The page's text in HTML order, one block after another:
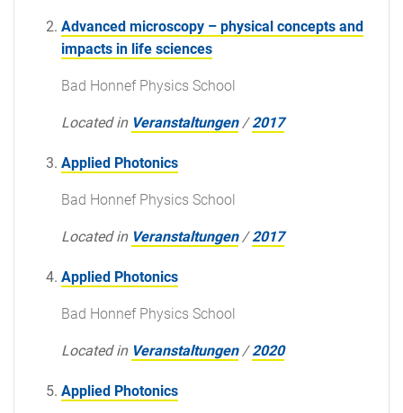
Advanced microscopy – physical concepts and
impacts in life sciences
Bad Honnef Physics School
Located in Veranstaltungen /2017
Applied Photonics
Bad Honnef Physics School
Located in Veranstaltungen /2017
Applied Photonics
Bad Honnef Physics School
Located in Veranstaltungen /2020
Applied Photonics